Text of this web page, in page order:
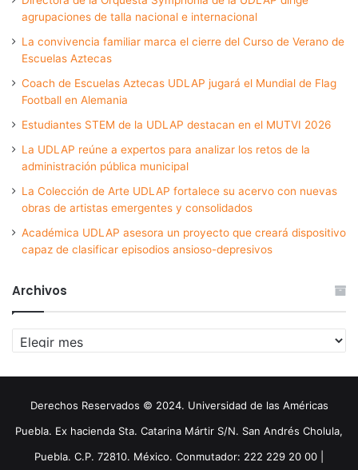
agrupaciones de talla nacional e internacional
La convivencia familiar marca el cierre del Curso de Verano de
Escuelas Aztecas
Coach de Escuelas Aztecas UDLAP jugará el Mundial de Flag
Football en Alemania
Estudiantes STEM de la UDLAP destacan en el MUTVI 2026
La UDLAP reúne a expertos para analizar los retos de la
administración pública municipal
La Colección de Arte UDLAP fortalece su acervo con nuevas
obras de artistas emergentes y consolidados
Académica UDLAP asesora un proyecto que creará dispositivo
capaz de clasificar episodios ansioso-depresivos
Archivos
Archivos
Derechos Reservados © 2024. Universidad de las Américas
Puebla. Ex hacienda Sta. Catarina Mártir S/N. San Andrés Cholula,
Puebla. C.P. 72810. México. Conmutador: 222 229 20 00 |